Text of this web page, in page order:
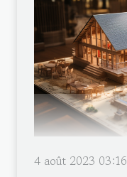
4 août 2023 03:16